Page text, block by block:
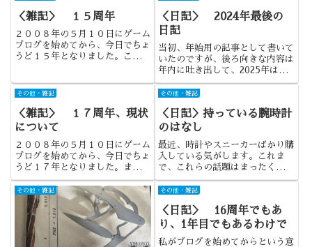
＜雑記＞ １５周年
２００８年の５月１０日にゲーム
ブログを始めてから、今日でちょ
うど１５年となりました。このＡ
＜日記＞ 2024年最後の
日記
当初、年始用の記事として書いて
いたのですが、後ろ向きな内容は
年内に吐き出して、2025年は前
向きな記事で始めたいと思い、急
きょ変更しました。
その他・雑記
＜雑記＞ １７周年、現状
について
２００８年の５月１０日にゲーム
ブログを始めてから、今日でちょ
うど１７年となりました。また、
移転してから１年が経過しまし
た。時間が過ぎるのは、本当に早
いものです。＜現状について＞２
年前、私がゲームブログを始めて
からという意味では１５周年で、
「...
その他・雑記
＜日記＞持っている腕時計
のはなし
最近、時計やスニーカーばかり購
入している気がします。これま
で、これらの話題はまったくして
こなかったように思うのですが、
気が向いたので自分の備忘録も兼
てみます。
その他・雑記 その他・雑記
＜日記＞ 16周年でもあ
り、1年目でもあるわけで
私がブログを始めてからという意